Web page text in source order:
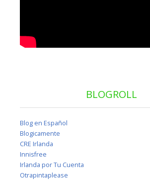
BLOGROLL
Blog en Español
Blogicamente
CRE Irlanda
Innisfree
Irlanda por Tu Cuenta
Otrapintaplease